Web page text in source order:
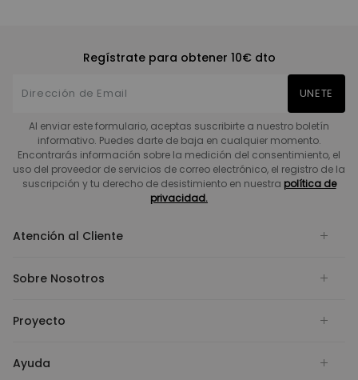
Regístrate para obtener 10€ dto
UNETE
Al enviar este formulario, aceptas suscribirte a nuestro boletín
informativo. Puedes darte de baja en cualquier momento.
Encontrarás información sobre la medición del consentimiento, el
uso del proveedor de servicios de correo electrónico, el registro de la
suscripción y tu derecho de desistimiento en nuestra política de
privacidad.
Atención al Cliente
Sobre Nosotros
Proyecto
Ayuda